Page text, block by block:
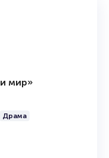
мир»
Драма